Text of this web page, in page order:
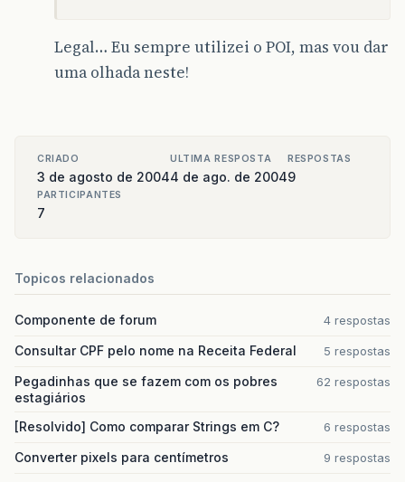
Legal… Eu sempre utilizei o POI, mas vou dar
uma olhada neste!
CRIADO
3 de agosto de 2004
ULTIMA RESPOSTA
4 de ago. de 2004
RESPOSTAS
9
PARTICIPANTES
7
Topicos relacionados
Componente de forum 4 respostas
Consultar CPF pelo nome na Receita Federal 5 respostas
Pegadinhas que se fazem com os pobres
estagiários
62 respostas
[Resolvido] Como comparar Strings em C? 6 respostas
Converter pixels para centímetros 9 respostas